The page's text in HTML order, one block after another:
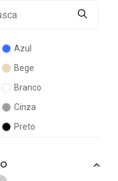
Everlast
Mississipi
Azul
Bege
Branco
Cinza
Preto